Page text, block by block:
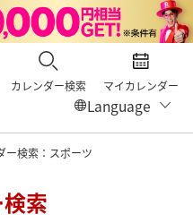
カレンダー検索 マイカレンダー
ー検索：スポーツ
索